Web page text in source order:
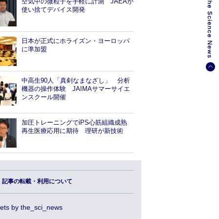
使い捨てデバイス開発
日本が正式にホライズン・ヨーロッパ
に準加盟
中高生90人「真剣なまなざし」 分析
機器の操作体験 JAIMAサマーサイエ
ンスクール開催
加圧トレーニングでiPS心筋組織成熟
再生医療応用に期待 理研が新技術
記事の転載・利用について
by the_sci_news